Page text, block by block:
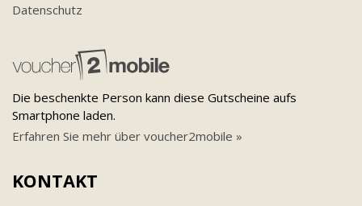
Datenschutz
Die beschenkte Person kann diese Gutscheine aufs
Smartphone laden.
Erfahren Sie mehr über voucher2mobile »
KONTAKT